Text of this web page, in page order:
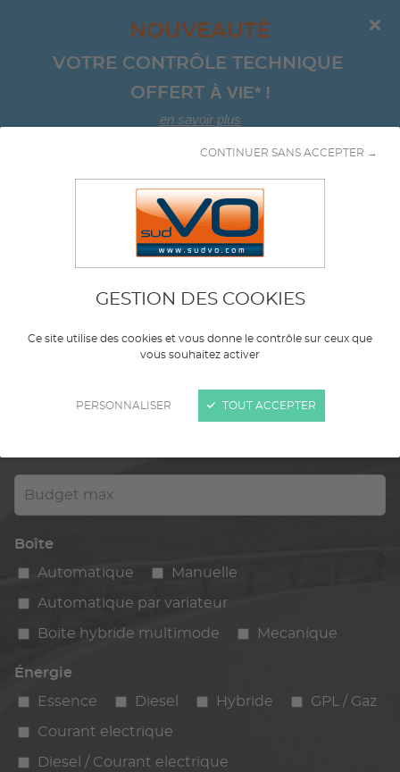
GESTION DES COOKIES
Ce site utilise des cookies et vous donne le contrôle sur ceux que
vous souhaitez activer
PERSONNALISER
CONTINUER SANS ACCEPTER →
TOUT ACCEPTER
NOUVEAUTÉ
VOTRE CONTRÔLE TECHNIQUE
OFFERT À VIE*!
en savoir plus
Aller au contenu
Budget max
Boîte
Automatique
Manuelle
Automatique par variateur
Boite hybride multimode Mecanique
Énergie
Essence
Diesel Hybride GPL / Gaz
Courant electrique
Diesel / Courant electrique